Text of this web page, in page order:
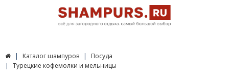
Каталог шампуров
Посуда
Турецкие кофемолки и мельницы